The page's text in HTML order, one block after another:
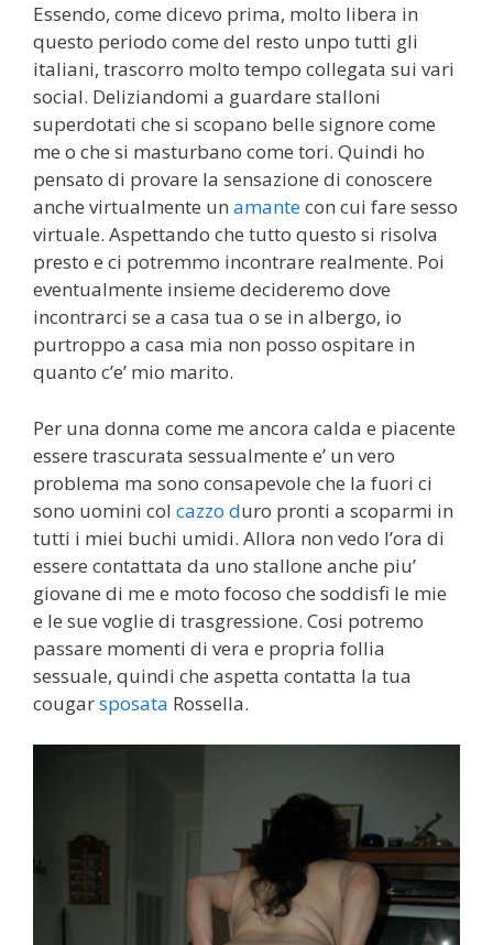
Essendo, come dicevo prima, molto libera in
questo periodo come del resto unpo tutti gli
italiani, trascorro molto tempo collegata sui vari
social. Deliziandomi a guardare stalloni
superdotati che si scopano belle signore come
me o che si masturbano come tori. Quindi ho
pensato di provare la sensazione di conoscere
anche virtualmente un amantecon cui fare sesso
virtuale. Aspettando che tutto questo si risolva
presto e ci potremmo incontrare realmente. Poi
eventualmente insieme decideremo dove
incontrarci se a casa tua o se in albergo, io
purtroppo a casa mia non posso ospitare in
quanto c’e’ mio marito.
Per una donna come me ancora calda e piacente
essere trascurata sessualmente e’ un vero
problema ma sono consapevole che la fuori ci
sono uomini col cazzo duro pronti a scoparmi in
tutti i miei buchi umidi. Allora non vedo l’ora di
essere contattata da uno stallone anche piu’
giovane di me e moto focoso che soddisfi le mie
e le sue voglie di trasgressione. Cosi potremo
passare momenti di vera e propria follia
sessuale, quindi che aspetta contatta la tua
cougarsposata Rossella.